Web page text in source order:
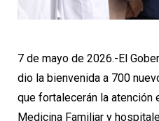
7 de mayo de 2026.-El
dio la bienvenida a 700
que fortalecerán la atención
Medicina Familiar y